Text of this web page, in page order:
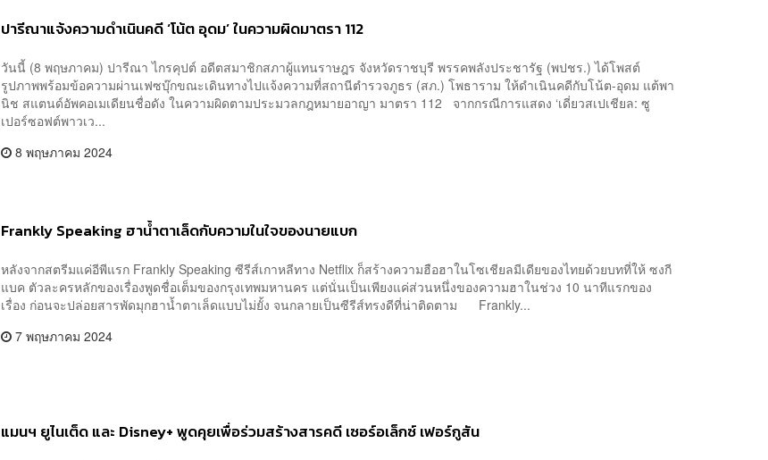
ปารีณาแจ้งความดำเนินคดี ‘โน้ต อุดม’ ในความผิดมาตรา 112
วันนี้ (8 พฤษภาคม) ปารีณา ไกรคุปต์ อดีตสมาชิกสภาผู้แทนราษฎร จังหวัดราชบุรี พรรคพลังประชารัฐ (พปชร.) ได้โพสต์
รูปภาพพร้อมข้อความผ่านเฟซบุ๊กขณะเดินทางไปแจ้งความที่สถานีตำรวจภูธร (สภ.) โพธาราม ให้ดำเนินคดีกับโน้ต-อุดม แต้พา
นิช สแตนด์อัพคอเมเดียนชื่อดัง ในความผิดตามประมวลกฎหมายอาญา มาตรา 112 จากกรณีการแสดง ‘เดี่ยวสเปเชียล: ซู
เปอร์ซอฟต์พาวเว...
8 พฤษภาคม 2024
Frankly Speaking ฮาน้ำตาเล็ดกับความในใจของนายแบก
หลังจากสตรีมแค่อีพีแรก Frankly Speaking ซีรีส์เกาหลีทาง Netflix ก็สร้างความฮือฮาในโซเชียลมีเดียของไทยด้วยบทที่ให้ ซงกี
แบค ตัวละครหลักของเรื่องพูดชื่อเต็มของกรุงเทพมหานคร แต่นั่นเป็นเพียงแค่ส่วนหนึ่งของความฮาในช่วง 10 นาทีแรกของ
เรื่อง ก่อนจะปล่อยสารพัดมุกฮาน้ำตาเล็ดแบบไม่ยั้ง จนกลายเป็นซีรีส์ทรงดีที่น่าติดตาม Frankly...
7 พฤษภาคม 2024
แมนฯ ยูไนเต็ด และ Disney+ พูดคุยเพื่อร่วมสร้างสารคดี เซอร์อเล็กซ์ เฟอร์กูสัน